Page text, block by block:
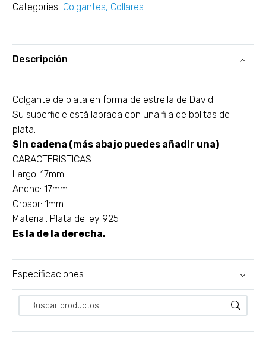
Categories: Colgantes, Collares
Descripción
Colgante de plata en forma de estrella de David.
Su superficie está labrada con una fila de bolitas de
plata.
Sin cadena (más abajo puedes añadir una)
CARACTERISTICAS
Largo: 17mm
Ancho: 17mm
Grosor: 1mm
Material: Plata de ley 925
Es la de la derecha.
Especificaciones